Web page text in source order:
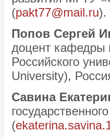
(pakt77@mail.ru).
Попов Сергей
доцент кафедры
Российского
University),
Савина
(